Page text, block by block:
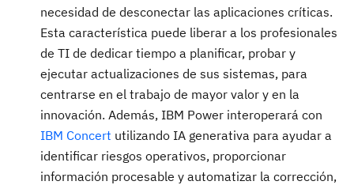
necesidad de desconectar las aplicaciones críticas.
Esta característica puede liberar a los profesionales
de TI de dedicar tiempo a planificar, probar y
ejecutar actualizaciones de sus sistemas, para
centrarse en el trabajo de mayor valor y en la
innovación. Además, IBM Power interoperará con
IBM Concert utilizando IA generativa para ayudar a
identificar riesgos operativos, proporcionar
información procesable y automatizar la corrección,